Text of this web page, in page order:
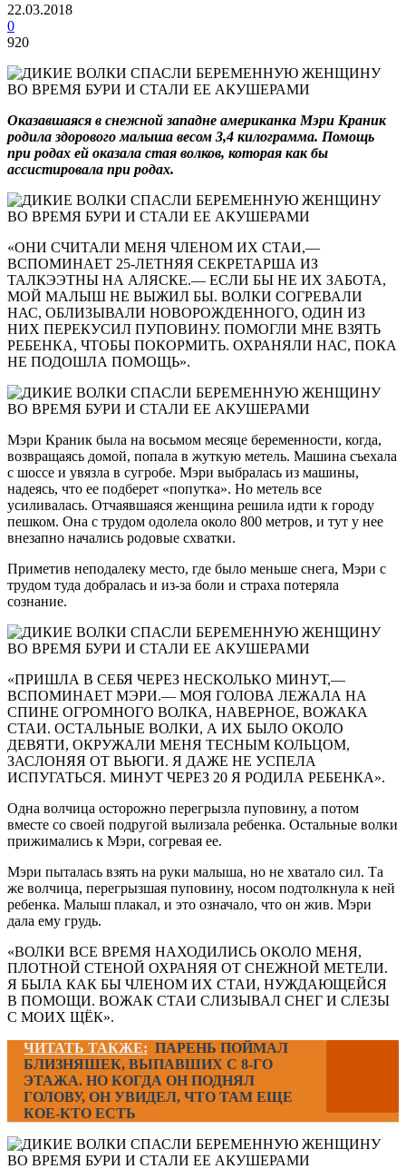
22.03.2018
0
920
Оказавшаяся в снежной западне американка Мэри Краник
родила здорового малыша весом 3,4 килограмма. Помощь
при родах ей оказала стая волков, которая как бы
ассистировала при родах.
«ОНИ СЧИТАЛИ МЕНЯ ЧЛЕНОМ ИХ СТАИ,—
ВСПОМИНАЕТ 25-ЛЕТНЯЯ СЕКРЕТАРША ИЗ
ТАЛКЭЭТНЫ НА АЛЯСКЕ.— ЕСЛИ БЫ НЕ ИХ ЗАБОТА,
МОЙ МАЛЫШ НЕ ВЫЖИЛ БЫ. ВОЛКИ СОГРЕВАЛИ
НАС, ОБЛИЗЫВАЛИ НОВОРОЖДЕННОГО, ОДИН ИЗ
НИХ ПЕРЕКУСИЛ ПУПОВИНУ. ПОМОГЛИ МНЕ ВЗЯТЬ
РЕБЕНКА, ЧТОБЫ ПОКОРМИТЬ. ОХРАНЯЛИ НАС, ПОКА
НЕ ПОДОШЛА ПОМОЩЬ».
Мэри Краник была на восьмом месяце беременности, когда,
возвращаясь домой, попала в жуткую метель. Машина съехала
с шоссе и увязла в сугробе. Мэри выбралась из машины,
надеясь, что ее подберет «попутка». Но метель все
усиливалась. Отчаявшаяся женщина решила идти к городу
пешком. Она с трудом одолела около 800 метров, и тут у нее
внезапно начались родовые схватки.
Приметив неподалеку место, где было меньше снега, Мэри с
трудом туда добралась и из-за боли и страха потеряла
сознание.
«ПРИШЛА В СЕБЯ ЧЕРЕЗ НЕСКОЛЬКО МИНУТ,—
ВСПОМИНАЕТ МЭРИ.— МОЯ ГОЛОВА ЛЕЖАЛА НА
СПИНЕ ОГРОМНОГО ВОЛКА, НАВЕРНОЕ, ВОЖАКА
СТАИ. ОСТАЛЬНЫЕ ВОЛКИ, А ИХ БЫЛО ОКОЛО
ДЕВЯТИ, ОКРУЖАЛИ МЕНЯ ТЕСНЫМ КОЛЬЦОМ,
ЗАСЛОНЯЯ ОТ ВЬЮГИ. Я ДАЖЕ НЕ УСПЕЛА
ИСПУГАТЬСЯ. МИНУТ ЧЕРЕЗ 20 Я РОДИЛА РЕБЕНКА».
Одна волчица осторожно перегрызла пуповину, а потом
вместе со своей подругой вылизала ребенка. Остальные волки
прижимались к Мэри, согревая ее.
Мэри пыталась взять на руки малыша, но не хватало сил. Та
же волчица, перегрызшая пуповину, носом подтолкнула к ней
ребенка. Малыш плакал, и это означало, что он жив. Мэри
дала ему грудь.
«ВОЛКИ ВСЕ ВРЕМЯ НАХОДИЛИСЬ ОКОЛО МЕНЯ,
ПЛОТНОЙ СТЕНОЙ ОХРАНЯЯ ОТ СНЕЖНОЙ МЕТЕЛИ.
Я БЫЛА КАК БЫ ЧЛЕНОМ ИХ СТАИ, НУЖДАЮЩЕЙСЯ
В ПОМОЩИ. ВОЖАК СТАИ СЛИЗЫВАЛ СНЕГ И СЛЕЗЫ
С МОИХ ЩЁК».
ЧИТАТЬ ТАКЖЕ: ПАРЕНЬ ПОЙМАЛ
БЛИЗНЯШЕК, ВЫПАВШИХ С 8-ГО
ЭТАЖА. НО КОГДА ОН ПОДНЯЛ
ГОЛОВУ, ОН УВИДЕЛ, ЧТО ТАМ ЕЩЕ
КОЕ-КТО ЕСТЬ